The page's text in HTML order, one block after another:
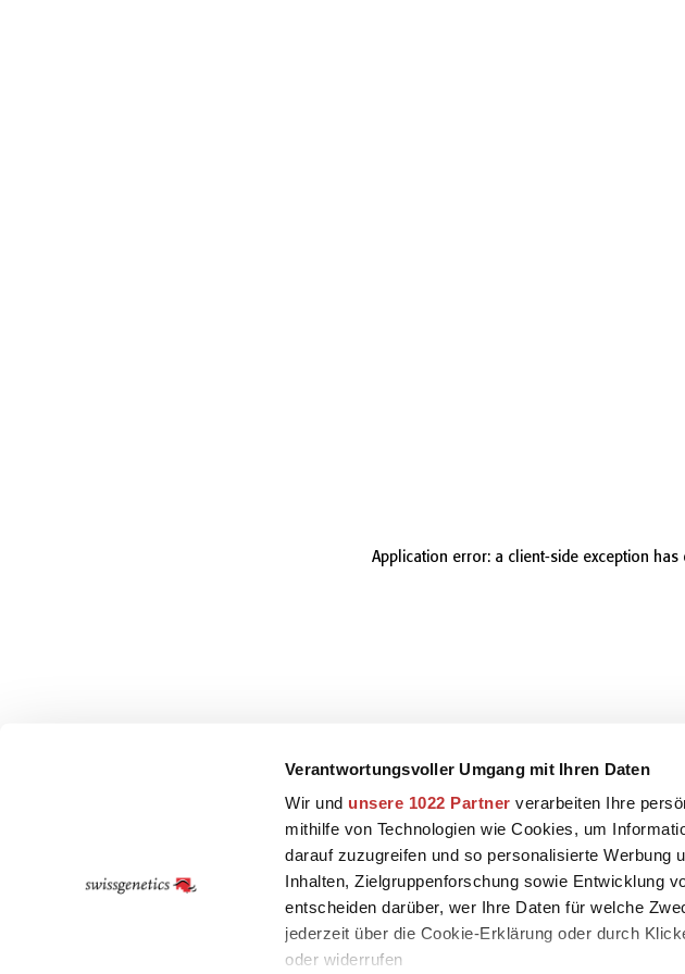
Verantwortungsvoller Umgang mit Ihren Daten
Wir und unsere 1022 Partner verarbeiten Ihre
mithilfe von Technologien wie Cookies, um
darauf zuzugreifen und so personalisierte Werbung
Inhalten, Zielgruppenforschung sowie Entwicklung
entscheiden darüber, wer Ihre Daten für welche
jederzeit über die Cookie-Erklärung oder durch
oder widerrufen
Application error: a client-side exception